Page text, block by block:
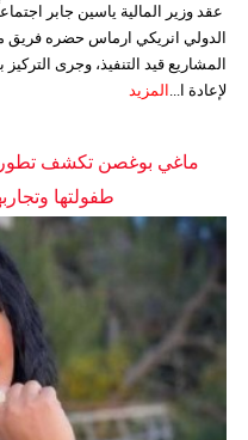
عقد وزير المالية ياسين جابر
الدولي انريكي ارماس حضره فريق
لإعادة ا... المزيد
ماغي بوغصن تكشف تطور
طفولتها